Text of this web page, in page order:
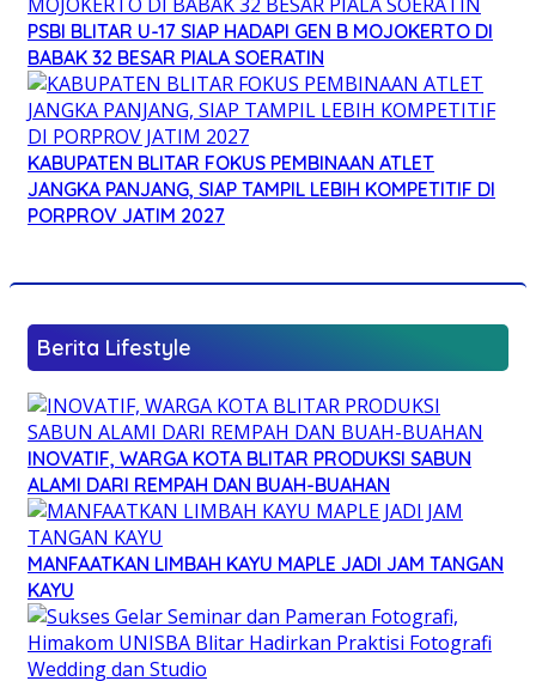
PSBI BLITAR U-17 SIAP HADAPI GEN B MOJOKERTO DI
BABAK 32 BESAR PIALA SOERATIN
KABUPATEN BLITAR FOKUS PEMBINAAN ATLET
JANGKA PANJANG, SIAP TAMPIL LEBIH KOMPETITIF DI
PORPROV JATIM 2027
Berita Lifestyle
INOVATIF, WARGA KOTA BLITAR PRODUKSI SABUN
ALAMI DARI REMPAH DAN BUAH-BUAHAN
MANFAATKAN LIMBAH KAYU MAPLE JADI JAM TANGAN
KAYU